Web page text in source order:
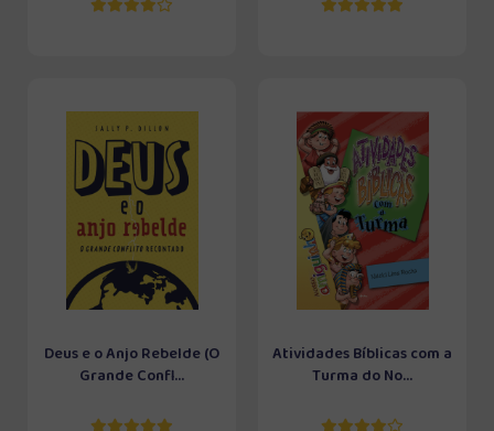
Deus e o Anjo Rebelde (O
Grande Confl...
Atividades Bíblicas com a
Turma do No...